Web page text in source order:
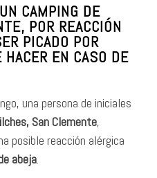
CAMPING DE
POR REACCIÓN
PICADO POR
EN CASO DE
una persona de iniciales
San Clemente,
posible reacción alérgica
abeja